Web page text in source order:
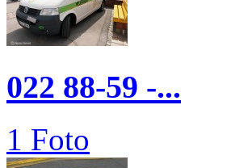
022 88-59 -...
1 Foto